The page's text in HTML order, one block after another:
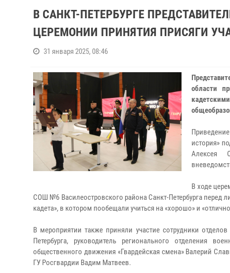
В САНКТ-ПЕТЕРБУРГЕ
ЦЕРЕМОНИИ ПРИНЯТИЯ ПРИСЯГИ
31 января 2025, 08:46
области
история»
Алексея
В ходе
СОШ №6 Василеостровского района Санкт-Петербурга перед
кадета», в котором пообещали учиться на «хорошо» и
В мероприятии также приняли участие сотрудники
Петербурга, руководитель регионального отделения
общественного движения «Гвардейская смена» Валерий
ГУ Росгвардии Вадим Матвеев.